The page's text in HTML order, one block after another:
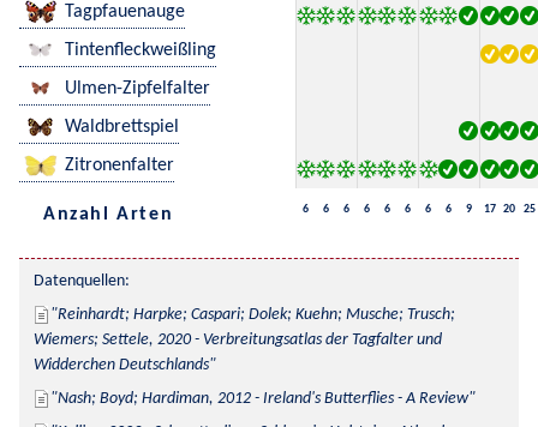
Tagpfauenauge
Tintenfleckweißling
Ulmen-Zipfelfalter
Waldbrettspiel
Zitronenfalter
Anzahl Arten 6 6 6 6 6 6 6 6 9 17 20 25
Datenquellen:
Reinhardt; Harpke; Caspari; Dolek; Kuehn; Musche; Trusch;
Wiemers; Settele, 2020 - Verbreitungsatlas der Tagfalter und
Widderchen Deutschlands
Nash; Boyd; Hardiman, 2012 - Ireland's Butterflies - A Review